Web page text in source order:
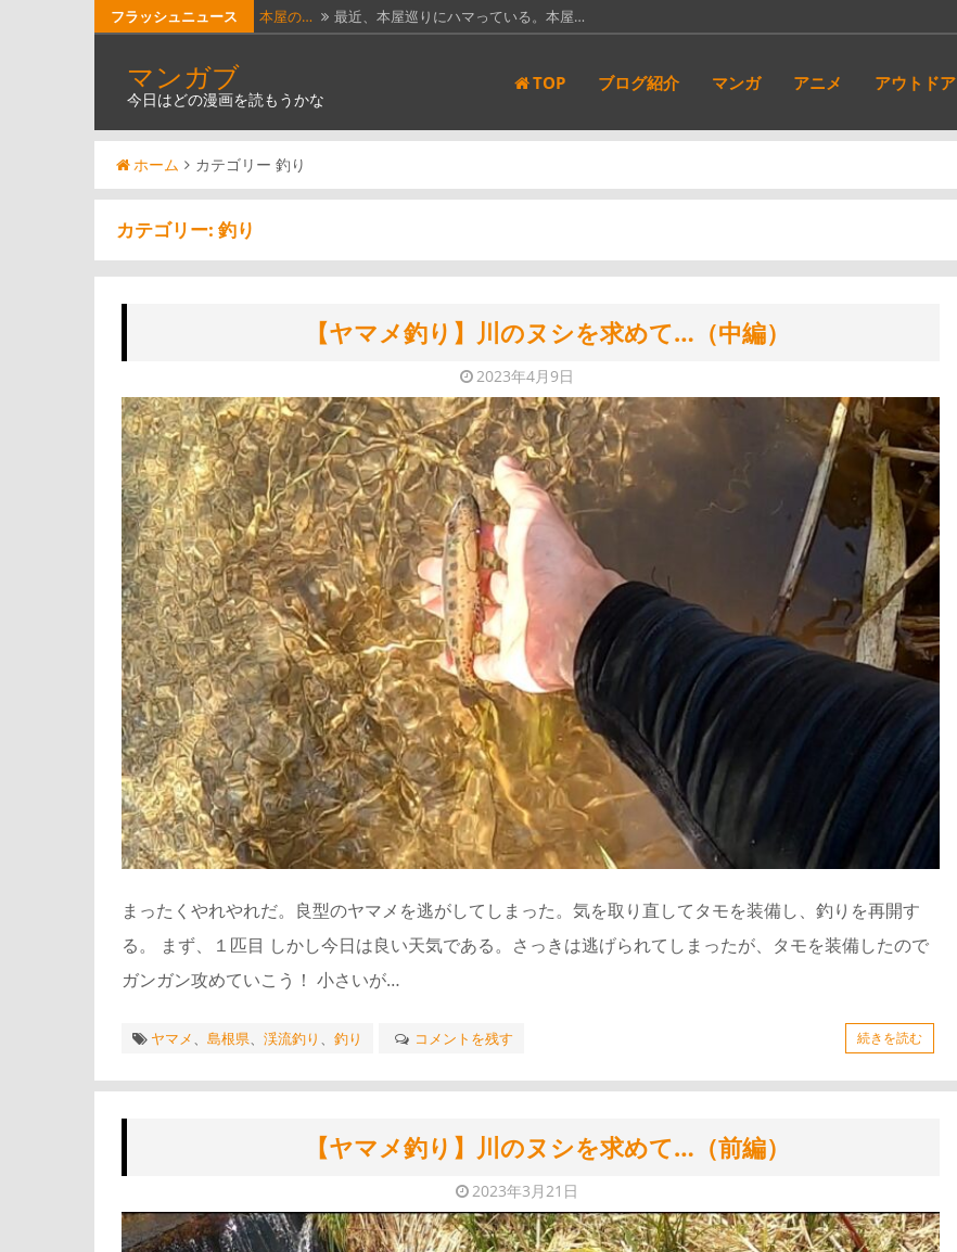
ツ
ス
ッ
フラッシュニュース 【漫画… 漫画投稿Webサイト「新都社」にて…
今日読…
【つれ… 石黒正数の漫画「ネムルバカ」が実写…
本屋の… 最近、本屋巡りにハマっている。本屋…
マンガブ
今日はどの漫画を読もうかな
TOP ブログ紹介 マンガ アニメ アウトドア
ホーム カテゴリー 釣り
カテゴリー: 釣り
【ヤマメ釣り】川のヌシを求めて…（中編）
2023年4月9日
まったくやれやれだ。良型のヤマメを逃がしてしまった。気を取り直してタモを装備し、釣りを再開す
る。 まず、１匹目 しかし今日は良い天気である。さっきは逃げられてしまったが、タモを装備したので
ガンガン攻めていこう！ 小さいが…
ヤマメ、 島根県、 渓流釣り 、 釣り コメントを残す 続きを読む
【ヤマメ釣り】川のヌシを求めて…（前編）
2023年3月21日